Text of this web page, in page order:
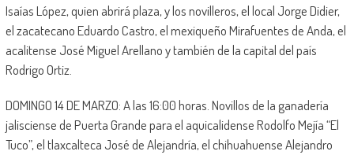
Isaías López, quien abrirá plaza, y los novilleros, el local Jorge Didier,
el zacatecano Eduardo Castro, el mexiqueño Mirafuentes de Anda, el
acalitense José Miguel Arellano y también de la capital del país
Rodrigo Ortiz.
DOMINGO 14 DE MARZO: A las 16:00 horas. Novillos de la ganadería
jalisciense de Puerta Grande para el aquicalidense Rodolfo Mejía “El
Tuco”, el tlaxcalteca José de Alejandría, el chihuahuense Alejandro